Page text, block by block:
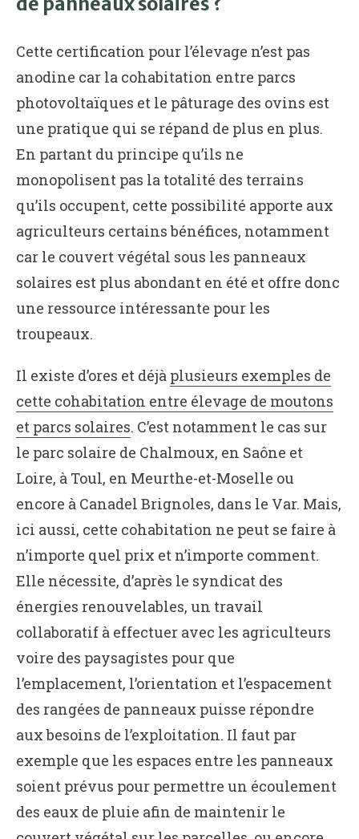
Cette certification pour l’élevage n’est pas
anodine car la cohabitation entre parcs
photovoltaïques et le pâturage des ovins est
une pratique qui se répand de plus en plus.
En partant du principe qu’ils ne
monopolisent pas la totalité des terrains
qu’ils occupent, cette possibilité apporte aux
agriculteurs certains bénéfices, notamment
car le couvert végétal sous les panneaux
solaires est plus abondant en été et offre donc
une ressource intéressante pour les
troupeaux.
Il existe d’ores et déjà plusieurs exemples de
cette cohabitation entre élevage de moutons
et parcs solaires. C’est notamment le cas sur
le parc solaire de Chalmoux, en Saône et
Loire, à Toul, en Meurthe-et-Moselle ou
encore à Canadel Brignoles, dans le Var. Mais,
ici aussi, cette cohabitation ne peut se faire à
n’importe quel prix et n’importe comment.
Elle nécessite, d’après le syndicat des
énergies renouvelables, un travail
collaboratif à effectuer avec les agriculteurs
voire des paysagistes pour que
l’emplacement, l’orientation et l’espacement
des rangées de panneaux puisse répondre
aux besoins de l’exploitation. Il faut par
exemple que les espaces entre les panneaux
soient prévus pour permettre un écoulement
des eaux de pluie afin de maintenir le